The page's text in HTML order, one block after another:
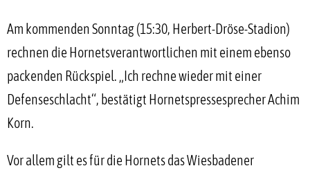
Am kommenden Sonntag (15:30, Herbert-Dröse-Stadion)
rechnen die Hornetsverantwortlichen mit einem ebenso
packenden Rückspiel. „Ich rechne wieder mit einer
Defenseschlacht“, bestätigt Hornetspressesprecher Achim
Korn.
Vor allem gilt es für die Hornets das Wiesbadener